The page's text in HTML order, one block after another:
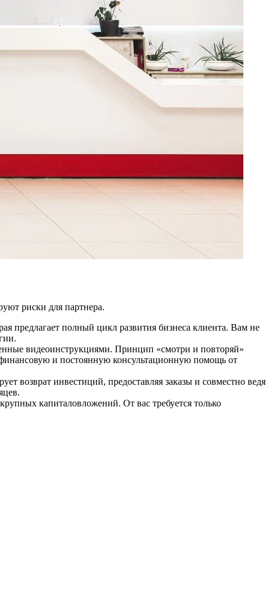
риски для партнера.
предлагает полный цикл развития бизнеса клиента. Вам не
видеоинструкциями. Принцип «смотри и повторяй»
и постоянную консультационную помощь от
возврат инвестиций, предоставляя заказы и совместно ведя
капиталовложений. От вас требуется только